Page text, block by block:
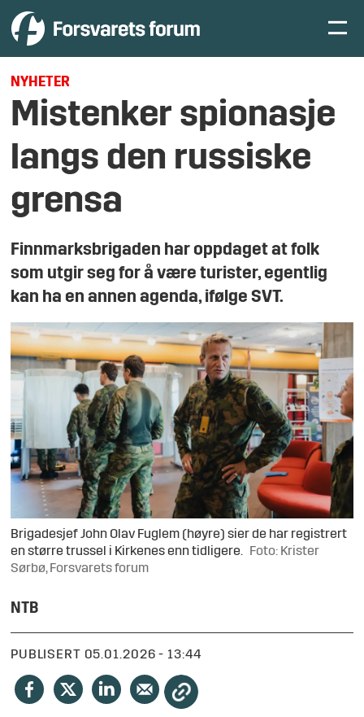
NYHETER
Mistenker spionasje
langs den russiske
grensa
Finnmarksbrigaden har oppdaget at folk
som utgir seg for å være turister, egentlig
kan ha en annen agenda, ifølge SVT.
Brigadesjef John Olav Fuglem (høyre) sier de har registrert
en større trussel i Kirkenes enn tidligere.
Foto: Krister
Sørbø, Forsvarets forum
NTB
PUBLISERT 05.01.2026 - 13:44